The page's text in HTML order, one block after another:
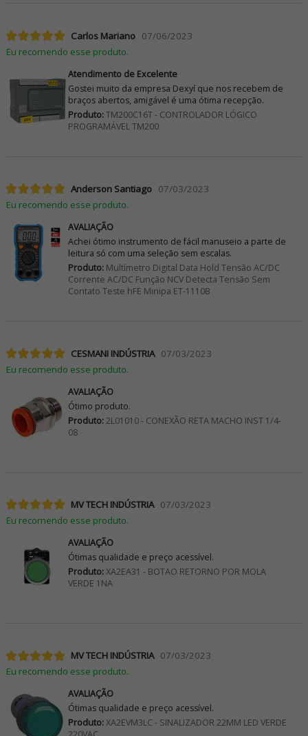
Carlos Mariano 07/06/2023
Eu recomendo esse produto.
Atendimento de Excelente
Gostei muito da empresa Dexyí que nos recebem de
braços abertos, amigável é uma ótima recepção.
Produto:TM200C16T - CONTROLADOR LÓGICO
PROGRAMÁVEL TM200
Anderson Santiago 07/03/2023
Eu recomendo esse produto.
AVALIAÇÃO
Achei ótimo instrumento de fácil manuseio a parte de
leitura só com uma seleção sem escalas.
Produto:Multímetro Digital Data Hold Tensão AC/DC
Corrente AC/DC Função NCV Detecta Tensão Sem
Contato Teste hFE Minipa ET-1110B
CESMANI INDÚSTRIA 07/03/2023
Eu recomendo esse produto.
AVALIAÇÃO
Ótimo produto.
Produto:2L01010 - CONEXÃO RETA MACHO INST 1/4-
08
MV TECH INDÚSTRIA 07/03/2023
Eu recomendo esse produto.
AVALIAÇÃO
Ótimas qualidade e preço acessível.
Produto:XA2EA31 - BOTAO RETORNO POR MOLA
VERDE 1NA
MV TECH INDÚSTRIA 07/03/2023
Eu recomendo esse produto.
AVALIAÇÃO
Ótimas qualidade e preço acessível.
Produto:XA2EVM3LC - SINALIZADOR 22MM LED VERDE